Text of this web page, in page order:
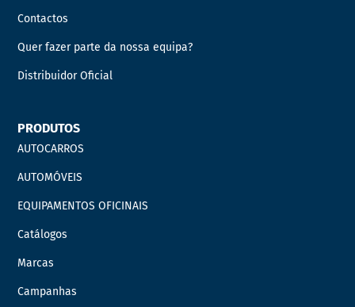
Contactos
Quer fazer parte da nossa equipa?
Distribuidor Oficial
PRODUTOS
AUTOCARROS
AUTOMÓVEIS
EQUIPAMENTOS OFICINAIS
Catálogos
Marcas
Campanhas